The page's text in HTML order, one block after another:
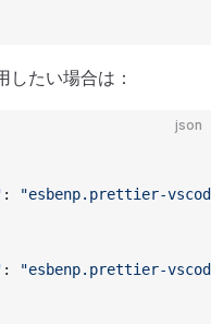
たい場合は：
json
:
"esbenp.prettier-
:
"esbenp.prettier-